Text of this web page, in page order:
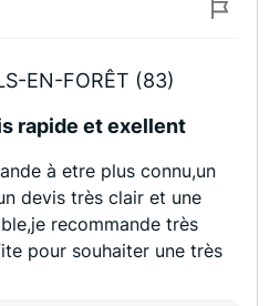
EN-FORÊT (83)
rapide et exellent
à etre plus connu,un
devis très clair et une
recommande très
pour souhaiter une très